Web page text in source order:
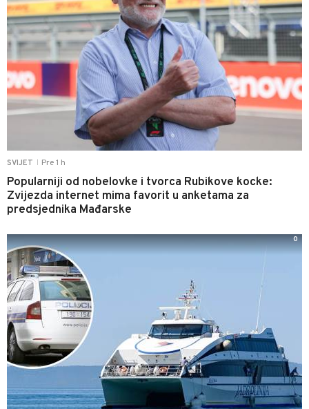
SVIJET Pre 1 h
Popularniji od nobelovke i tvorca Rubikove kocke:
Zvijezda internet mima favorit u anketama za
predsjednika Mađarske
0